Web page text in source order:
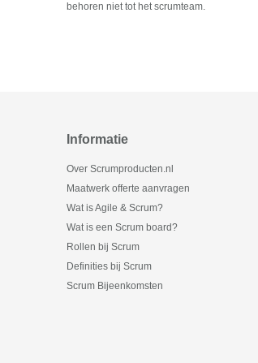
behoren niet tot het scrumteam.
Informatie
Over Scrumproducten.nl
Maatwerk offerte aanvragen
Wat is Agile & Scrum?
Wat is een Scrum board?
Rollen bij Scrum
Definities bij Scrum
Scrum Bijeenkomsten